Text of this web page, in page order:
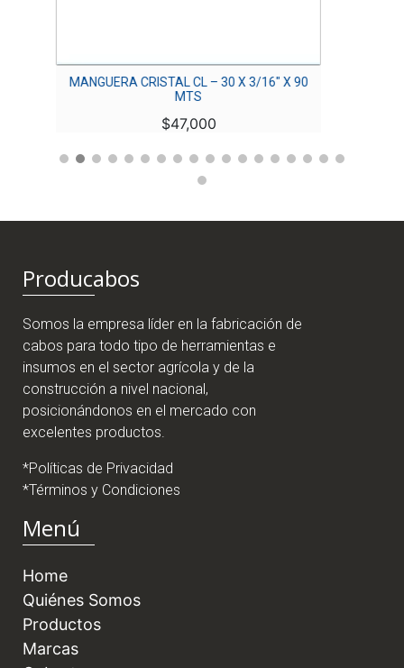
MANGUERA CRISTAL CL – 30 X 3/16″ X 90
MTS
$47,000
Producabos
Somos la empresa líder en la fabricación de
cabos para todo tipo de herramientas e
insumos en el sector agrícola y de la
construcción a nivel nacional,
posicionándonos en el mercado con
excelentes productos.
*Políticas de Privacidad
*Términos y Condiciones
Menú
Home
Quiénes Somos
Productos
Marcas